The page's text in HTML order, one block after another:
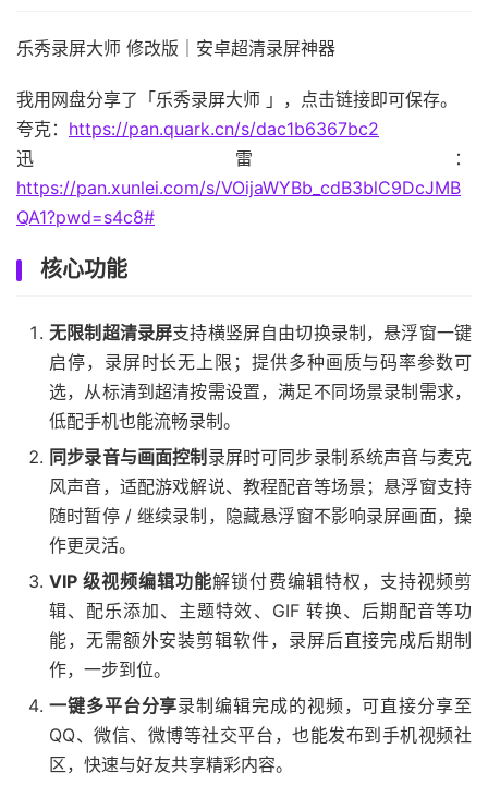
乐秀录屏大师 修改版｜安卓超清录屏神器
我用网盘分享了「乐秀录屏大师 」，点击链接即可保存。
夸克： https://pan.quark.cn/s/dac1b6367bc2
迅雷：
https://pan.xunlei.com/s/VOijaWYBb_cdB3blC9DcJMB
QA1?pwd=s4c8#
核心功能
无限制超清录屏支持横竖屏自由切换录制，悬浮窗一键
启停，录屏时长无上限；提供多种画质与码率参数可
选，从标清到超清按需设置，满足不同场景录制需求，
低配手机也能流畅录制。
同步录音与画面控制 录屏时可同步录制系统声音与麦克
风声音，适配游戏解说、教程配音等场景；悬浮窗支持
随时暂停 / 继续录制，隐藏悬浮窗不影响录屏画面，操
作更灵活。
VIP 级视频编辑功能解锁付费编辑特权，支持视频剪
辑、配乐添加、主题特效、GIF 转换、后期配音等功
能，无需额外安装剪辑软件，录屏后直接完成后期制
作，一步到位。
一键多平台分享录制编辑完成的视频，可直接分享至
QQ、微信、微博等社交平台，也能发布到手机视频社
区，快速与好友共享精彩内容。